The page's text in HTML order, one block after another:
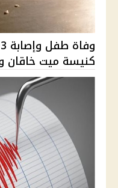
كنيسة ميت خاقان